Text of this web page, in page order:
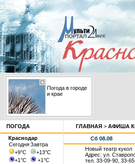
Погода в городе
и крае
ПОГОДА
Краснодар
СегодняЗавтра
+9°С +13°С
+1°С +1°С
ГЛАВНАЯ > АФИША
Сб 08.08
Новый театр кукол
Адрес: ул.
тел. 33-09-90, 33-